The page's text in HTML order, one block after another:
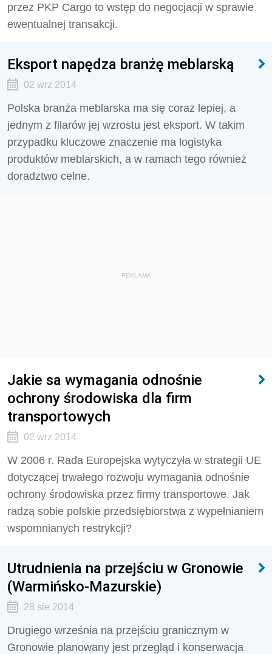
przez PKP Cargo to wstęp do negocjacji w sprawie
ewentualnej transakcji.
Eksport napędza branżę meblarską
02 wrz 2014
Polska branża meblarska ma się coraz lepiej, a
jednym z filarów jej wzrostu jest eksport. W takim
przypadku kluczowe znaczenie ma logistyka
produktów meblarskich, a w ramach tego również
doradztwo celne.
REKLAMA
Jakie sa wymagania odnośnie
ochrony środowiska dla firm
transportowych
02 wrz 2014
W 2006 r. Rada Europejska wytyczyła w strategii UE
dotyczącej trwałego rozwoju wymagania odnośnie
ochrony środowiska przez firmy transportowe. Jak
radzą sobie polskie przedsiębiorstwa z wypełnianiem
wspomnianych restrykcji?
Utrudnienia na przejściu w Gronowie
(Warmińsko-Mazurskie)
28 sie 2014
Drugiego września na przejściu granicznym w
Gronowie planowany jest przegląd i konserwacja